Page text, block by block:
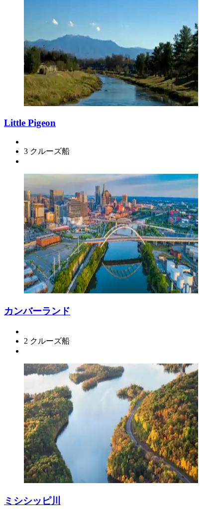
Little Pigeon
3 クルーズ船
カンバーランド
2 クルーズ船
ミシシッピ川